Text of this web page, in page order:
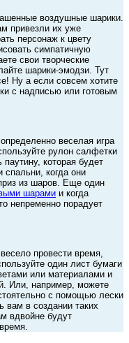
воздушные шарики.
привезли их уже
персонаж к цвету
симпатичную
свои творческие
шарики-эмодзи. Тут
Ну а если совсем хотите
с надписью или готовым
веселая игра
рулон салфетки
которая будет
когда они
из шаров. Еще один
шарами и когда
непременно порадует
провести время,
один лист бумаги
или материалами и
Или, например, можете
с помощью лески
в создании таких
вдвойне будут